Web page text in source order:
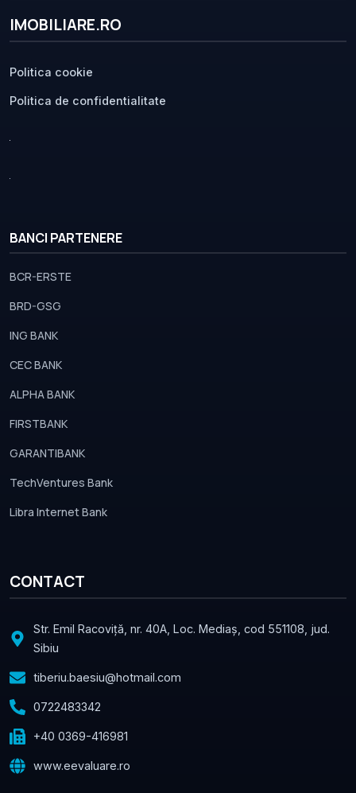
IMOBILIARE.RO
Politica cookie
Politica de confidentialitate
BANCI PARTENERE
BCR-ERSTE
BRD-GSG
ING BANK
CEC BANK
ALPHA BANK
FIRSTBANK
GARANTIBANK
TechVentures Bank
Libra Internet Bank
CONTACT
Str. Emil Racoviță, nr. 40A, Loc. Mediaș, cod 551108, jud.
Sibiu
tiberiu.baesiu@hotmail.com
0722483342
+40 0369-416981
www.eevaluare.ro